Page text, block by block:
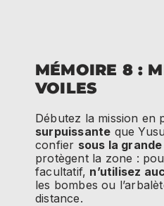
MÉMOIRE 8 :
VOILES
Débutez la mission en
surpuissante que
confier sous la
protègent la zone :
facultatif, n’utilisez
les bombes ou
distance.